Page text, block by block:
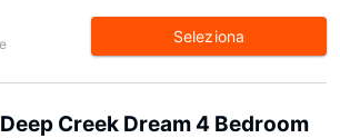
Seleziona
Deep Creek Dream 4 Bedroom